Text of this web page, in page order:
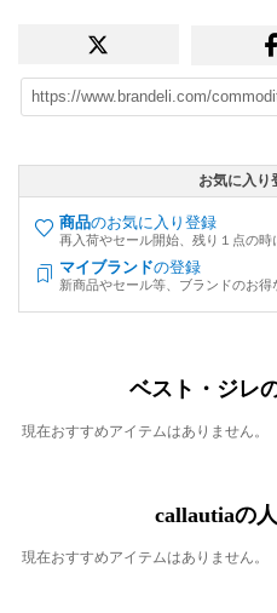
お気に入り
商品のお気に入り登録
再入荷やセール開始、残り１点の時
マイブランドの登録
新商品やセール等、ブランドのお得
ベスト・ジレ
現在おすすめアイテムはありません。
callautiaの
現在おすすめアイテムはありません。